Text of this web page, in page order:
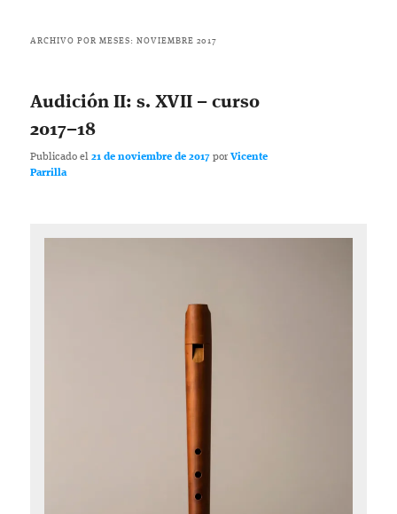
ARCHIVO POR MESES:NOVIEMBRE 2017
Audición II: s. XVII – curso
2017–18
Publicado el21 de noviembre de 2017 porVicente
Parrilla